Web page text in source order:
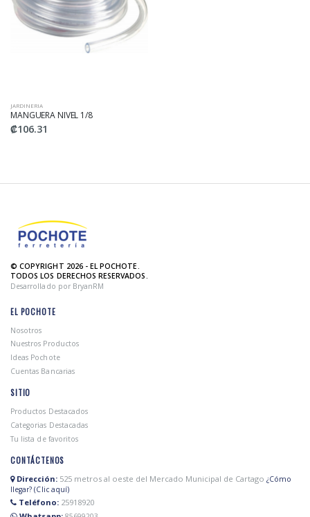
JARDINERIA
MANGUERA NIVEL 1/8
₡106.31
© COPYRIGHT 2026 - EL POCHOTE.
TODOS LOS DERECHOS RESERVADOS.
Desarrollado por BryanRM
EL POCHOTE
Nosotros
Nuestros Productos
Ideas Pochote
Cuentas Bancarias
SITIO
Productos Destacados
Categorias Destacadas
Tu lista de favoritos
CONTÁCTENOS
Dirección: 525 metros al oeste del Mercado Municipal de Cartago ¿Cómo
llegar? (Clic aquí)
Teléfono: 25918920